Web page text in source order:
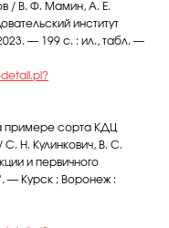
/ В. Ф. Мамин, А. Е.
институт
— 199 с. : ил., табл. —
примере сорта КДЦ
Н. Кулинкович, В. С.
и первичного
— Курск ; Воронеж :